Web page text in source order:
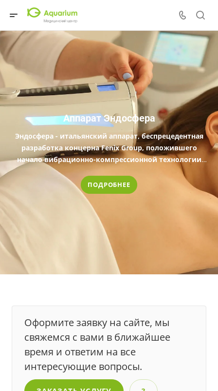
Аппарат Эндосфера
Эндосфера - итальянский аппарат, беспрецедентная
разработка концерна Fenix Group, положившего
начало вибрационно-компрессионной технологии
Endospheres Therapy
ПОДРОБНЕЕ
Оформите заявку на сайте, мы
свяжемся с вами в ближайшее
время и ответим на все
интересующие вопросы.